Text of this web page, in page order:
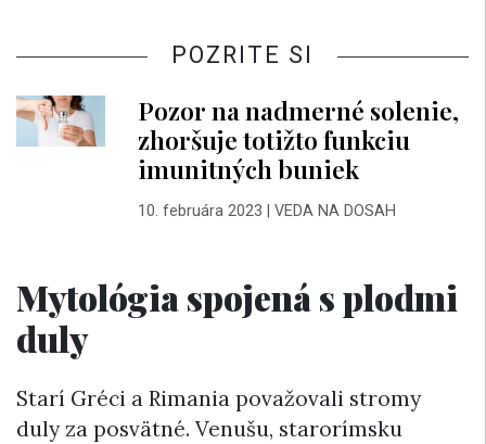
POZRITE SI
Pozor na nadmerné solenie,
zhoršuje totižto funkciu
imunitných buniek
10. februára 2023 VEDA NA DOSAH
Mytológia spojená s plodmi
duly
Starí Gréci a Rimania považovali stromy
duly za posvätné. Venušu, starorímsku